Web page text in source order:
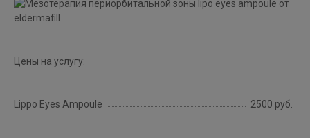
Цены на услугу:
Lippo Eyes Ampoule 2500 руб.